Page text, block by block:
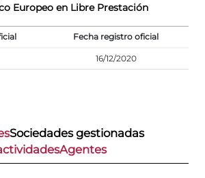
Europeo en Libre Prestación
Fecha registro oficial
16/12/2020
Sociedades gestionadas
Agentes